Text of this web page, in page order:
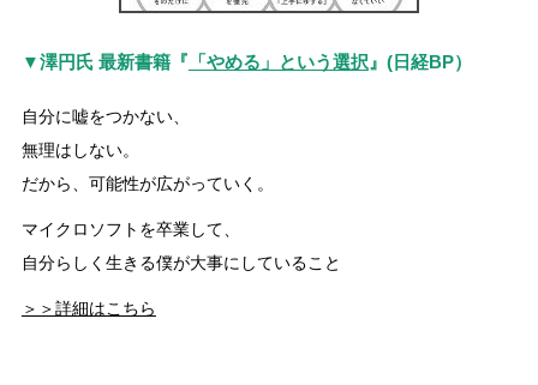
▼澤円氏 最新書籍『 「やめる」という選択 』(日経BP）
自分に嘘をつかない、
無理はしない。
だから、可能性が広がっていく。
マイクロソフトを卒業して、
自分らしく生きる僕が大事にしていること
＞＞詳細はこちら